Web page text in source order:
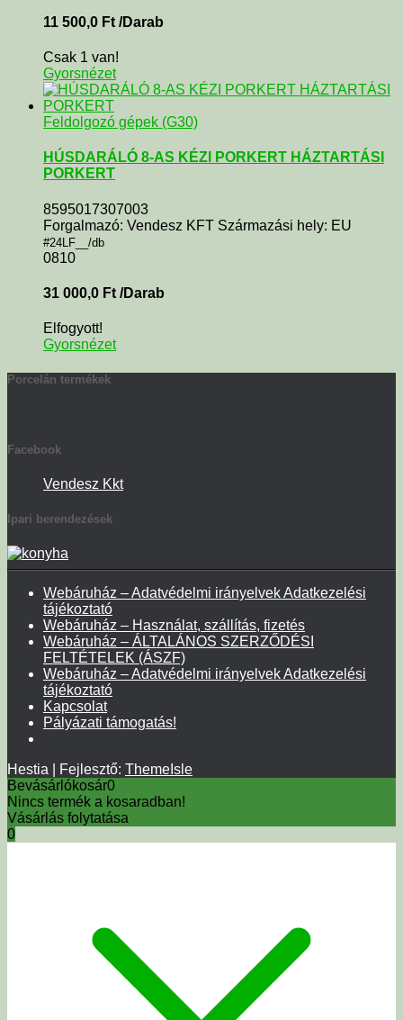
11 500,0 Ft /Darab
Csak 1 van!
Gyorsnézet
Feldolgozó gépek (G30)
HÚSDARÁLÓ 8-AS KÉZI PORKERT HÁZTARTÁSI
PORKERT
8595017307003
Forgalmazó: Vendesz KFT Származási hely: EU
#24LF__/db
0810
31 000,0 Ft /Darab
Elfogyott!
Gyorsnézet
Porcelán termékek
Facebook
Vendesz Kkt
Ipari berendezések
Webáruház – Adatvédelmi irányelvek Adatkezelési
tájékoztató
Webáruház – Használat, szállítás, fizetés
Webáruház – ÁLTALÁNOS SZERZŐDÉSI
FELTÉTELEK (ÁSZF)
Webáruház – Adatvédelmi irányelvek Adatkezelési
tájékoztató
Kapcsolat
Pályázati támogatás!
Hestia | Fejlesztő: ThemeIsle
Bevásárlókosár0
Nincs termék a kosaradban!
Vásárlás folytatása
0